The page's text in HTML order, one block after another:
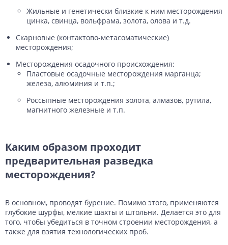
Жильные и генетически близкие к ним месторождения
цинка, свинца, вольфрама, золота, олова и т.д.
Скарновые (контактово-метасоматические)
месторождения;
Месторождения осадочного происхождения:
Пластовые осадочные месторождения марганца;
железа, алюминия и т.п.;
Россыпные месторождения золота, алмазов, рутила,
магнитного железные и т.п.
Каким образом проходит
предварительная разведка
месторождения?
В основном, проводят бурение. Помимо этого, применяются
глубокие шурфы, мелкие шахты и штольни. Делается это для
того, чтобы убедиться в точном строении месторождения, а
также для взятия технологических проб.